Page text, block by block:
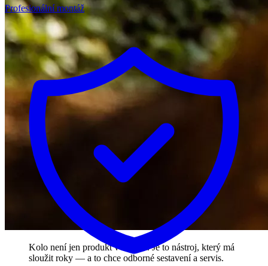
Kolo není jen produkt v krabici. Je to nástroj, který má
sloužit roky — a to chce odborné sestavení a servis.
Profesionální montáž